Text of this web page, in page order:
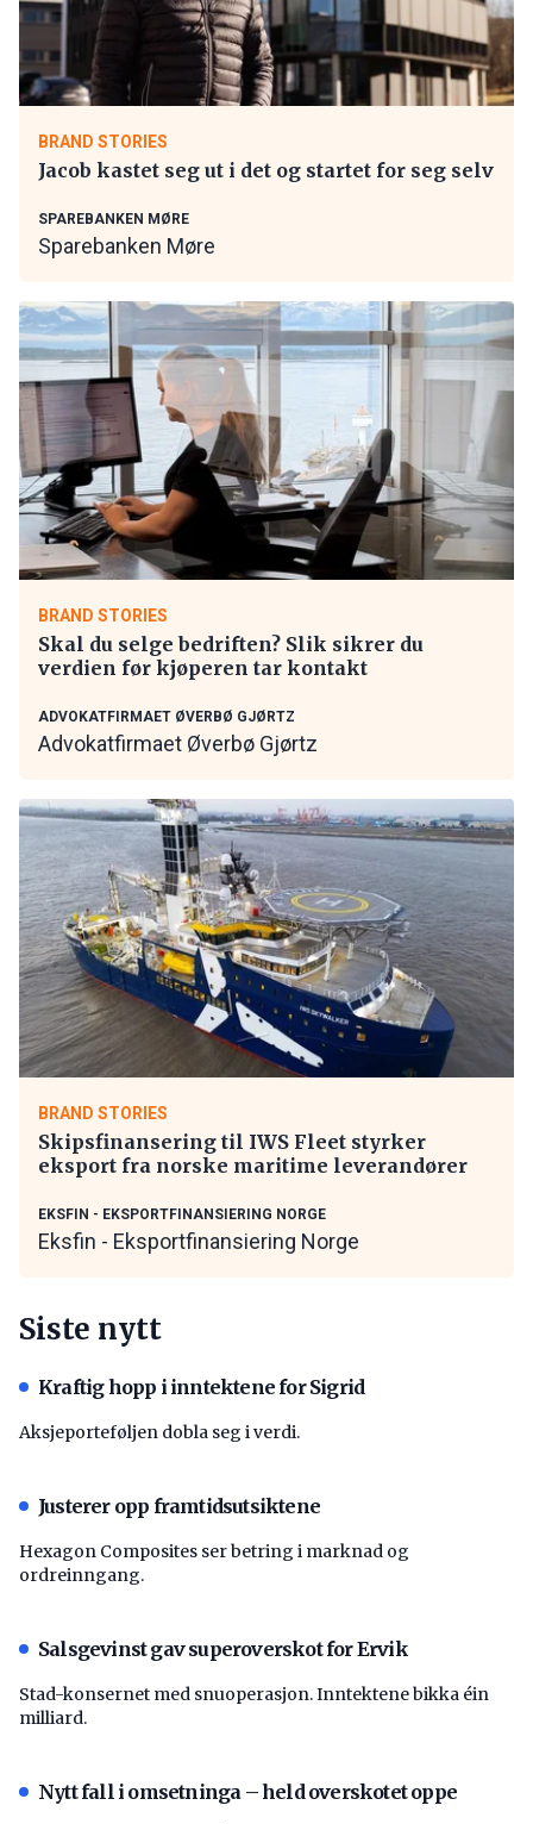
BRAND STORIES
Jacob kastet seg ut i det og startet for seg selv
SPAREBANKEN MØRE
Sparebanken Møre
BRAND STORIES
Skal du selge bedriften? Slik sikrer du
verdien før kjøperen tar kontakt
ADVOKATFIRMAET ØVERBØ GJØRTZ
Advokatfirmaet Øverbø Gjørtz
BRAND STORIES
Skipsfinansering til IWS Fleet styrker
eksport fra norske maritime leverandører
EKSFIN - EKSPORTFINANSIERING NORGE
Eksfin - Eksportfinansiering Norge
Siste nytt
Kraftig hopp i inntektene for Sigrid
Aksjeporteføljen dobla seg i verdi.
Justerer opp framtidsutsiktene
Hexagon Composites ser betring i marknad og
ordreinngang.
Salsgevinst gav superoverskot for Ervik
Stad-konsernet med snuoperasjon. Inntektene bikka éin
milliard.
Nytt fall i omsetninga – held overskotet oppe